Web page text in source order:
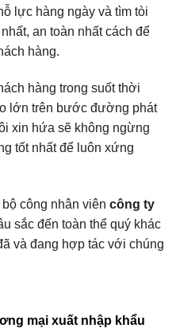
lực hàng ngày và tìm tòi
an toàn nhất cách để
hàng.
hàng trong suốt thời
lớn trên bước đường phát
xin hứa sẽ không ngừng
tốt nhất để luôn xứng
công nhân viên công ty
sắc đến toàn thể quý khác
và đang hợp tác với chúng
mại xuất nhập khẩu